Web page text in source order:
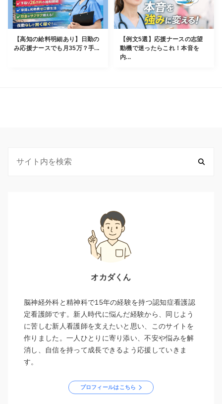
【高知の給料明細あり】日勤の
み応援ナースでも月35万？手...
【例文5選】応援ナースの志望
動機で迷ったらこれ！本音を
内...
オカダくん
脳神経外科と精神科で15年の経験を持つ認知症看護認
定看護師です。新人時代に悩んだ経験から、同じよう
に苦しむ新人看護師を支えたいと思い、このサイトを
作りました。一人ひとりに寄り添い、不安や悩みを解
消し、自信を持って成長できるよう応援していきま
す。
プロフィールはこちら